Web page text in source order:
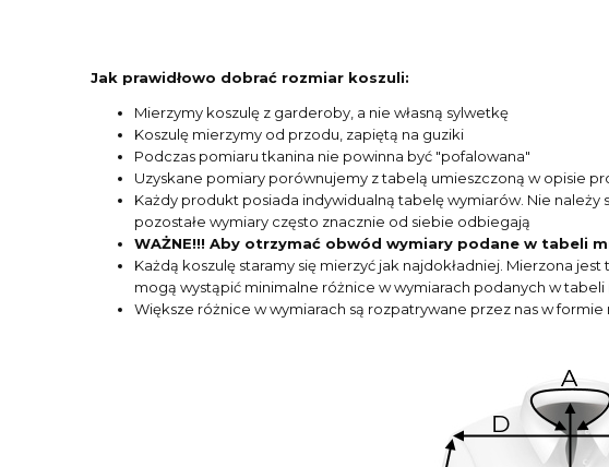
Jak prawidłowo dobrać rozmiar koszuli:
Mierzymy koszulę z garderoby, a nie własną sylwetkę
Koszulę mierzymy od przodu, zapiętą na guziki
Podczas pomiaru tkanina nie powinna być "pofalowana"
Uzyskane pomiary porównujemy z tabelą umieszczoną w opisie
Każdy produkt posiada indywidualną tabelę wymiarów. Nie należy
pozostałe wymiary często znacznie od siebie odbiegają
WAŻNE!!! Aby otrzymać obwód wymiary podane w tabeli
Każdą koszulę staramy się mierzyć jak najdokładniej. Mierzona
mogą wystąpić minimalne różnice w wymiarach podanych w tabeli
Większe różnice w wymiarach są rozpatrywane przez nas w